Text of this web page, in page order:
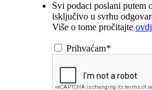
Svi podaci poslani putem
isključivo u svrhu
Više o tome pročitajte
Prihvaćam*